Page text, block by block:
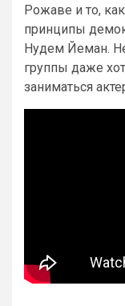
Рожаве и то,
принципы
Нудем Йеман.
группы даже
заниматься